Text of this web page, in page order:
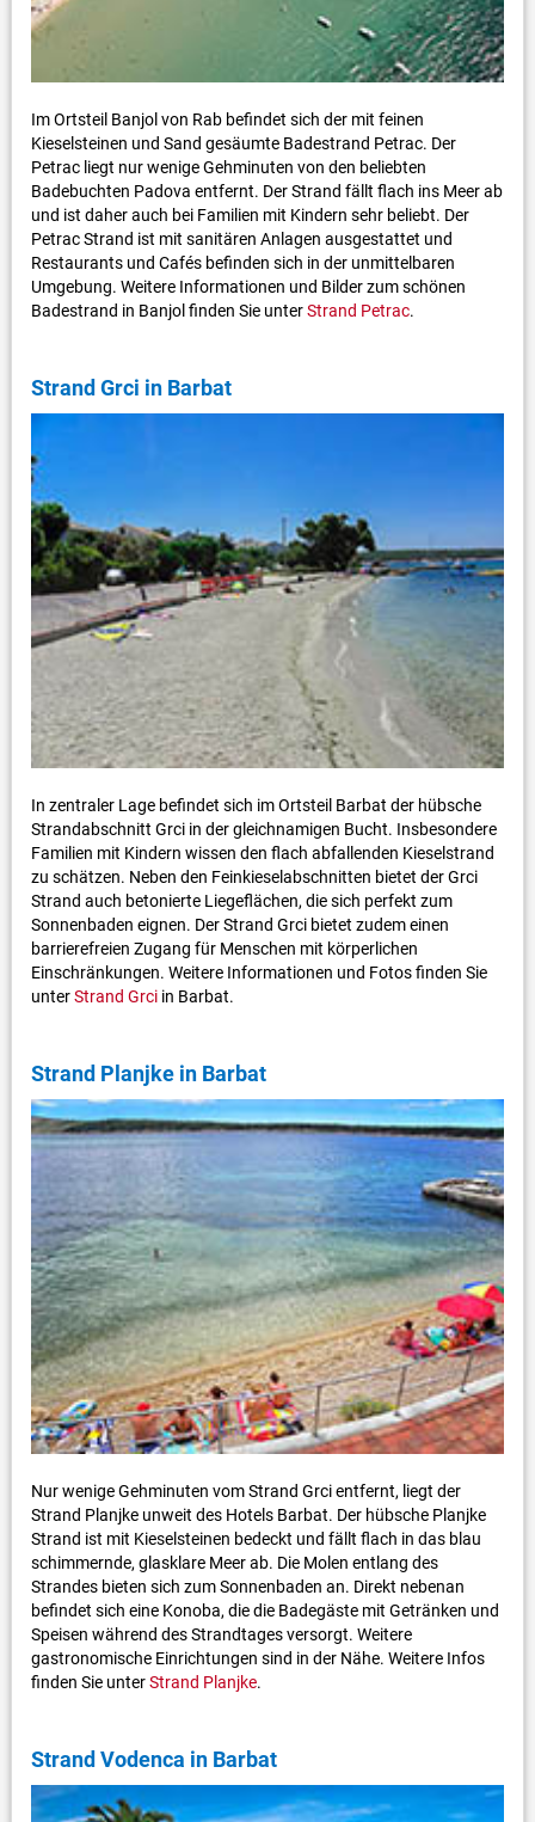
Im Ortsteil Banjol von Rab befindet sich der mit feinen
Kieselsteinen und Sand gesäumte Badestrand Petrac. Der
Petrac liegt nur wenige Gehminuten von den beliebten
Badebuchten Padova entfernt. Der Strand fällt flach ins Meer ab
und ist daher auch bei Familien mit Kindern sehr beliebt. Der
Petrac Strand ist mit sanitären Anlagen ausgestattet und
Restaurants und Cafés befinden sich in der unmittelbaren
Umgebung. Weitere Informationen und Bilder zum schönen
Badestrand in Banjol finden Sie unterStrand Petrac.
Strand Grci in Barbat
In zentraler Lage befindet sich im Ortsteil Barbat der hübsche
Strandabschnitt Grci in der gleichnamigen Bucht. Insbesondere
Familien mit Kindern wissen den flach abfallenden Kieselstrand
zu schätzen. Neben den Feinkieselabschnitten bietet der Grci
Strand auch betonierte Liegeflächen, die sich perfekt zum
Sonnenbaden eignen. Der Strand Grci bietet zudem einen
barrierefreien Zugang für Menschen mit körperlichen
Einschränkungen. Weitere Informationen und Fotos finden Sie
unterStrand Grciin Barbat.
Strand Planjke in Barbat
Nur wenige Gehminuten vom Strand Grci entfernt, liegt der
Strand Planjke unweit des Hotels Barbat. Der hübsche Planjke
Strand ist mit Kieselsteinen bedeckt und fällt flach in das blau
schimmernde, glasklare Meer ab. Die Molen entlang des
Strandes bieten sich zum Sonnenbaden an. Direkt nebenan
befindet sich eine Konoba, die die Badegäste mit Getränken und
Speisen während des Strandtages versorgt. Weitere
gastronomische Einrichtungen sind in der Nähe. Weitere Infos
finden Sie unterStrand Planjke.
Strand Vodenca in Barbat